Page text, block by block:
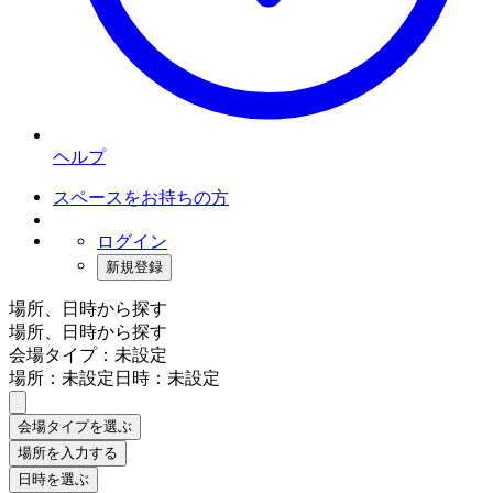
ヘルプ
スペースをお持ちの方
ログイン
新規登録
場所、日時から探す
場所、日時から探す
会場タイプ：未設定
場所：未設定日時：未設定
会場タイプを選ぶ
場所を入力する
日時を選ぶ